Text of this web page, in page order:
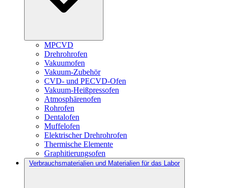
MPCVD
Drehrohrofen
Vakuumofen
Vakuum-Zubehör
CVD- und PECVD-Ofen
Vakuum-Heißpressofen
Atmosphärenofen
Rohrofen
Dentalofen
Muffelofen
Elektrischer Drehrohrofen
Thermische Elemente
Graphitierungsofen
Verbrauchsmaterialien und Materialien für das Labor